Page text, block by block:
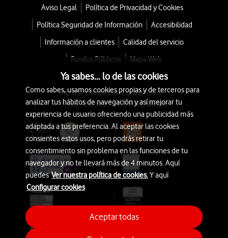
Aviso Legal
Política de Privacidad y Cookies
Política Seguridad de Información
Accesibilidad
Información a clientes
Calidad del servicio
Fondos Públicos
Mapa Web
© 2026 Vodafone España S.A.U.
Avda. América 115, 28042 Madrid
Ya sabes... lo de las cookies
Como sabes, usamos cookies propias y de terceros para
analizar tus hábitos de navegación y así mejorar tu
experiencia de usuario ofreciendo una publicidad más
adaptada a tus preferencia. Al aceptar las cookies
consientes estos usos, pero podrás retirar tu
consentimiento sin problema en las funciones de tu
navegador y no te llevará más de 4 minutos. Aquí
puedesVer nuestra política de cookies.Y aquí
Configurar cookies
Aceptar todas